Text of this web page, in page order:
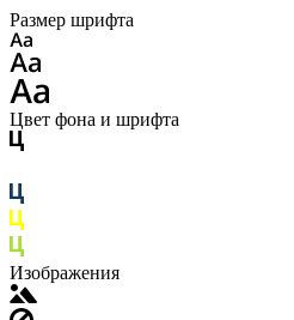
Размер шрифта
Цвет фона и шрифта
Изображения